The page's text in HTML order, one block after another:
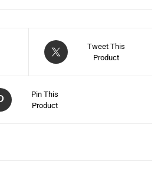
ti, y ofrecerte el
mejor servicio
Además,
ofrecemos
Tweet This
Product
Pin This
Product